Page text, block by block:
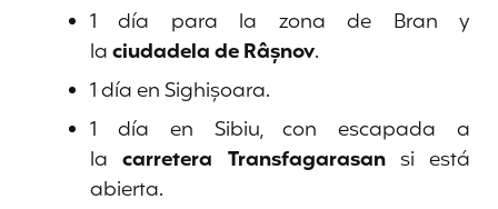
1 día para la zona de Bran y
laciudadela de Râșnov.
1 día en Sighișoara.
1 día en Sibiu, con escapada a
lacarretera Transfagarasansi está
abierta.